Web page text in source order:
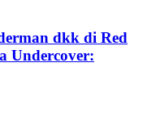
dkk di Red
Undercover: